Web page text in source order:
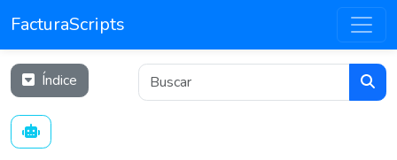
FacturaScripts
Índice